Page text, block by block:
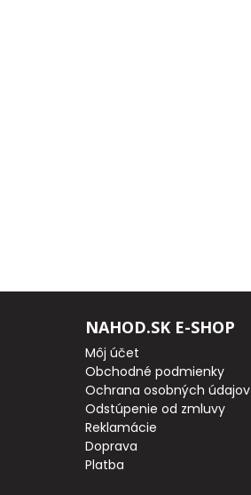
NAHOD.SK E-SHOP
Môj účet
Obchodné podmienky
Ochrana osobných údajov
Odstúpenie od zmluvy
Reklamácie
Doprava
Platba
PRÍVLAČOVÉ